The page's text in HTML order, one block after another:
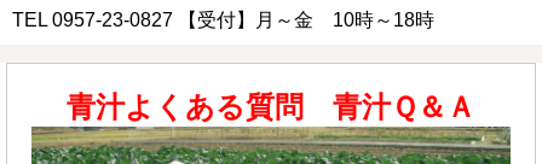
TEL 0957-23-0827 【受付】月～金 10時～18時
青汁よくある質問 青汁Ｑ＆Ａ